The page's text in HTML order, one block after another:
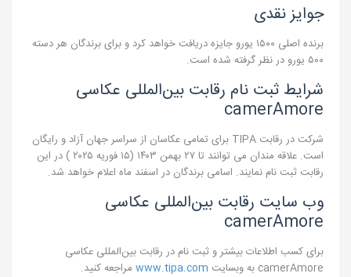
جوایز نقدی
برنده اصلی ۱۵۰۰ یورو جایزه دریافت خواهد کرد و برای برندگان هر دسته
۵۰۰ یورو در نظر گرفته شده است.
شرایط ثبت نام رقابت بین‌المللی عکاسی
camerAmore
شرکت در رقابت TIPA برای تمامی عکاسان از سراسر جهان آزاد و رایگان
است. علاقه مندان می توانند تا ۲۷ بهمن ۱۴۰۳ (۱۵ فوریه ۲۰۲۵ ) در این
رقابت ثبت نام نمایند. اسامی برندگان در اسفند ماه اعلام خواهد شد.
وب سایت رقابت بین‌المللی عکاسی
camerAmore
برای کسب اطلاعات بیشتر و ثبت نام در رقابت بین‌المللی عکاسی
camerAmore به وبسایت
www.tipa.com مراجعه کنید.